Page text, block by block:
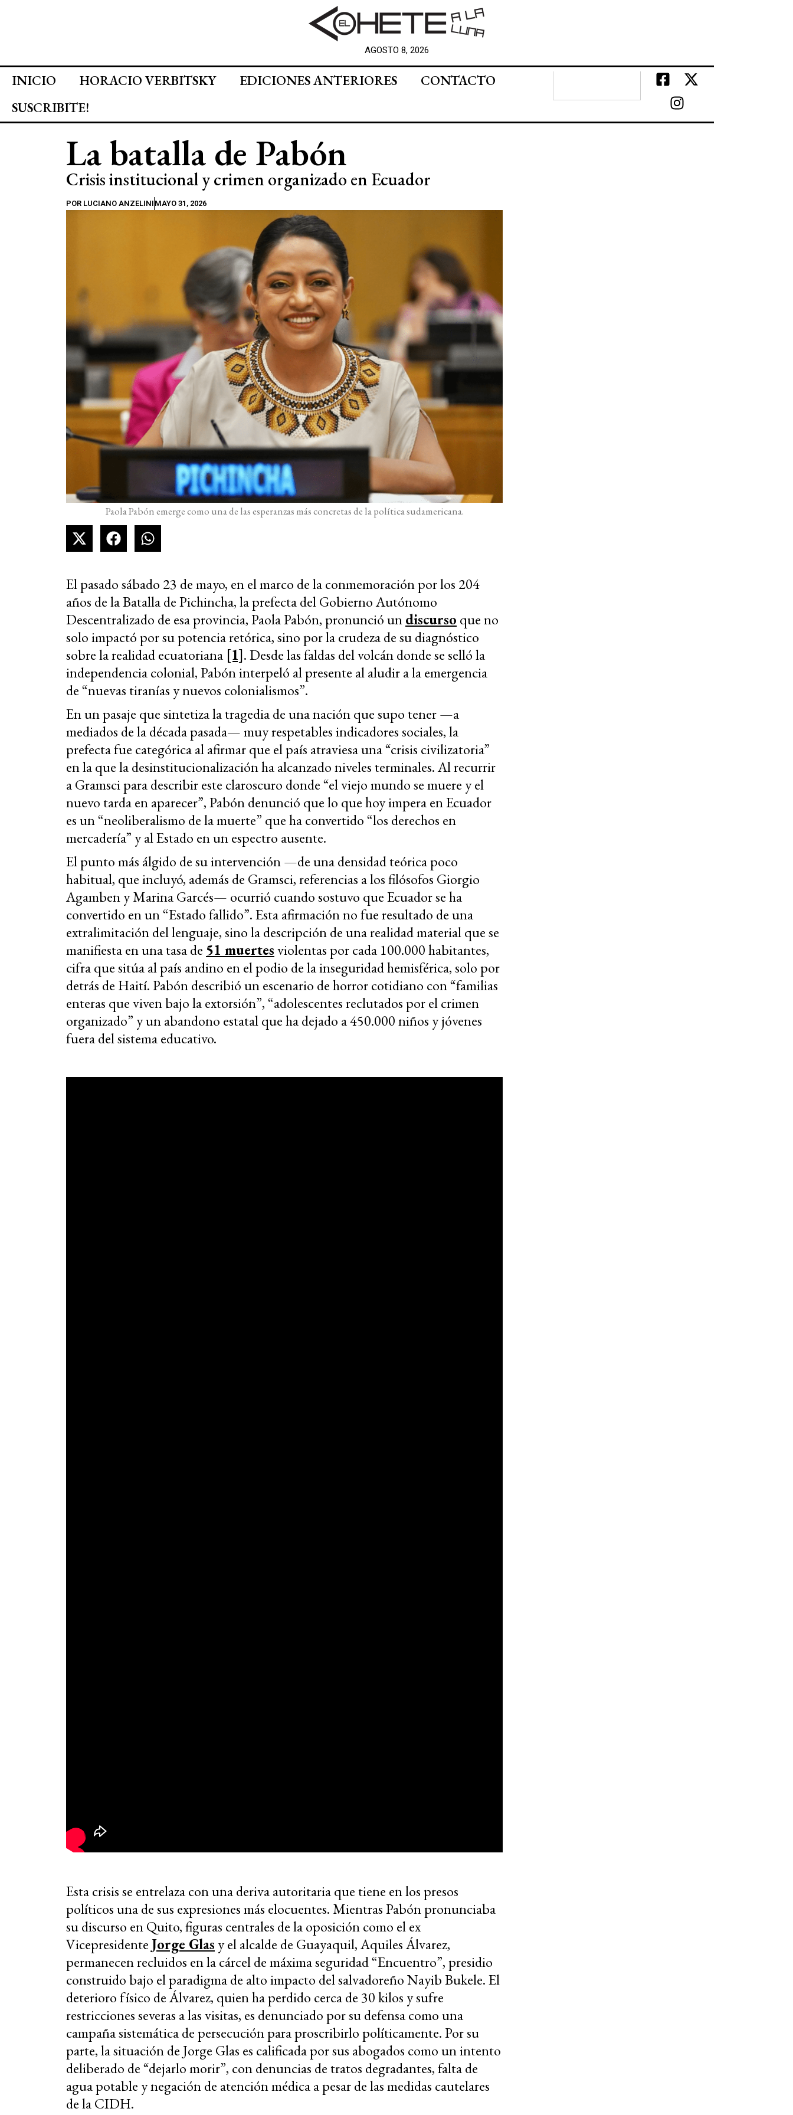
AGOSTO 8, 2026
INICIO HORACIO VERBITSKY EDICIONES ANTERIORES
CONTACTO
SUSCRIBITE!
La batalla de Pabón
Crisis institucional y crimen organizado en Ecuador
POR LUCIANO ANZELINI MAYO 31, 2026
Paola Pabón emerge como una de las esperanzas más concretas de la política sudamericana.
El pasado sábado 23 de mayo, en el marco de la conmemoración por los 204
años de la Batalla de Pichincha, la prefecta del Gobierno Autónomo
Descentralizado de esa provincia, Paola Pabón, pronunció undiscurso que no
solo impactó por su potencia retórica, sino por la crudeza de su diagnóstico
sobre la realidad ecuatoriana [1]. Desde las faldas del volcán donde se selló la
independencia colonial, Pabón interpeló al presente al aludir a la emergencia
de “nuevas tiranías y nuevos colonialismos”.
En un pasaje que sintetiza la tragedia de una nación que supo tener —a
mediados de la década pasada— muy respetables indicadores sociales, la
prefecta fue categórica al afirmar que el país atraviesa una “crisis civilizatoria”
en la que la desinstitucionalización ha alcanzado niveles terminales. Al recurrir
a Gramsci para describir este claroscuro donde “el viejo mundo se muere y el
nuevo tarda en aparecer”, Pabón denunció que lo que hoy impera en Ecuador
es un “neoliberalismo de la muerte” que ha convertido “los derechos en
mercadería” y al Estado en un espectro ausente.
El punto más álgido de su intervención —de una densidad teórica poco
habitual, que incluyó, además de Gramsci, referencias a los filósofos Giorgio
Agamben y Marina Garcés— ocurrió cuando sostuvo que Ecuador se ha
convertido en un “Estado fallido”. Esta afirmación no fue resultado de una
extralimitación del lenguaje, sino la descripción de una realidad material que se
manifiesta en una tasa de 51 muertesviolentas por cada 100.000 habitantes,
cifra que sitúa al país andino en el podio de la inseguridad hemisférica, solo por
detrás de Haití. Pabón describió un escenario de horror cotidiano con “familias
enteras que viven bajo la extorsión”, “adolescentes reclutados por el crimen
organizado” y un abandono estatal que ha dejado a 450.000 niños y jóvenes
fuera del sistema educativo.
Esta crisis se entrelaza con una deriva autoritaria que tiene en los presos
políticos una de sus expresiones más elocuentes. Mientras Pabón pronunciaba
su discurso en Quito, figuras centrales de la oposición como el ex
Vicepresidente Jorge Glas y el alcalde de Guayaquil, Aquiles Álvarez,
permanecen recluidos en la cárcel de máxima seguridad “Encuentro”, presidio
construido bajo el paradigma de alto impacto del salvadoreño Nayib Bukele. El
deterioro físico de Álvarez, quien ha perdido cerca de 30 kilos y sufre
restricciones severas a las visitas, es denunciado por su defensa como una
campaña sistemática de persecución para proscribirlo políticamente. Por su
parte, la situación de Jorge Glas es calificada por sus abogados como un intento
deliberado de “dejarlo morir”, con denuncias de tratos degradantes, falta de
agua potable y negación de atención médica a pesar de las medidas cautelares
de la CIDH.